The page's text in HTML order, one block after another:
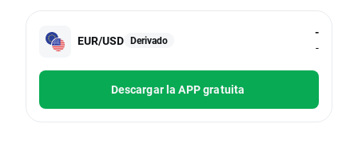
EUR/USD Derivado
-
-
Descargar la APP gratuita